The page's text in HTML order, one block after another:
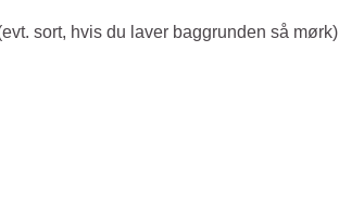
sort, hvis du laver baggrunden så mørk)